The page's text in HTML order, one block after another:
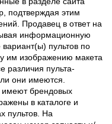
подтверждая этим
Продавец в ответ на
информационную
пультов по
им изображению макета
различия пульта-
они имеются.
имеют брендовых
в каталоге и
пультов. На